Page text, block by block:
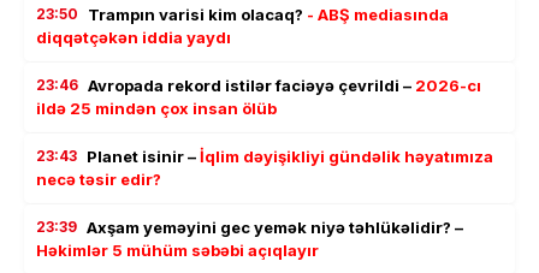
23:50 Trampın varisi kim olacaq? - ABŞ mediasında
diqqətçəkən iddia yaydı
23:46 Avropada rekord istilər faciəyə çevrildi – 2026-cı
ildə 25 mindən çox insan ölüb
23:43 Planet isinir –İqlim dəyişikliyi gündəlik həyatımıza
necə təsir edir?
23:39 Axşam yeməyini gec yemək niyə təhlükəlidir? –
Həkimlər 5 mühüm səbəbi açıqlayır